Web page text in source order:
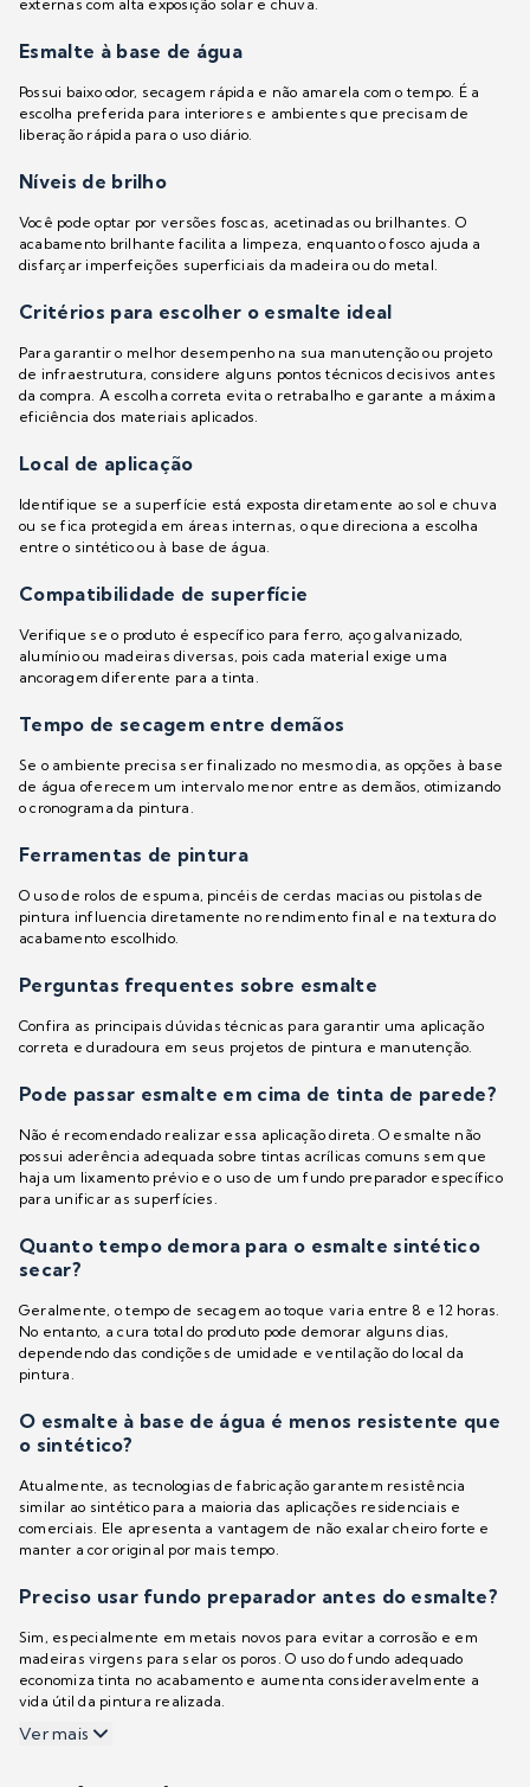
externas com alta exposição solar e chuva.
Esmalte à base de água
Possui baixo odor, secagem rápida e não amarela com o tempo. É a
escolha preferida para interiores e ambientes que precisam de
liberação rápida para o uso diário.
Níveis de brilho
Você pode optar por versões foscas, acetinadas ou brilhantes. O
acabamento brilhante facilita a limpeza, enquanto o fosco ajuda a
disfarçar imperfeições superficiais da madeira ou do metal.
Critérios para escolher o esmalte ideal
Para garantir o melhor desempenho na sua manutenção ou projeto
de infraestrutura, considere alguns pontos técnicos decisivos antes
da compra. A escolha correta evita o retrabalho e garante a máxima
eficiência dos materiais aplicados.
Local de aplicação
Identifique se a superfície está exposta diretamente ao sol e chuva
ou se fica protegida em áreas internas, o que direciona a escolha
entre o sintético ou à base de água.
Compatibilidade de superfície
Verifique se o produto é específico para ferro, aço galvanizado,
alumínio ou madeiras diversas, pois cada material exige uma
ancoragem diferente para a tinta.
Tempo de secagem entre demãos
Se o ambiente precisa ser finalizado no mesmo dia, as opções à base
de água oferecem um intervalo menor entre as demãos, otimizando
o cronograma da pintura.
Ferramentas de pintura
O uso de rolos de espuma, pincéis de cerdas macias ou pistolas de
pintura influencia diretamente no rendimento final e na textura do
acabamento escolhido.
Perguntas frequentes sobre esmalte
Confira as principais dúvidas técnicas para garantir uma aplicação
correta e duradoura em seus projetos de pintura e manutenção.
Pode passar esmalte em cima de tinta de parede?
Não é recomendado realizar essa aplicação direta. O esmalte não
possui aderência adequada sobre tintas acrílicas comuns sem que
haja um lixamento prévio e o uso de um fundo preparador específico
para unificar as superfícies.
Quanto tempo demora para o esmalte sintético
secar?
Geralmente, o tempo de secagem ao toque varia entre 8 e 12 horas.
No entanto, a cura total do produto pode demorar alguns dias,
dependendo das condições de umidade e ventilação do local da
pintura.
O esmalte à base de água é menos resistente que
o sintético?
Atualmente, as tecnologias de fabricação garantem resistência
similar ao sintético para a maioria das aplicações residenciais e
comerciais. Ele apresenta a vantagem de não exalar cheiro forte e
manter a cor original por mais tempo.
Preciso usar fundo preparador antes do esmalte?
Sim, especialmente em metais novos para evitar a corrosão e em
madeiras virgens para selar os poros. O uso do fundo adequado
economiza tinta no acabamento e aumenta consideravelmente a
vida útil da pintura realizada.
Ver mais